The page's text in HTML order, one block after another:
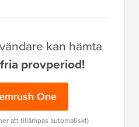
kan hämta
provperiod!
One
att tillämpas automatiskt)